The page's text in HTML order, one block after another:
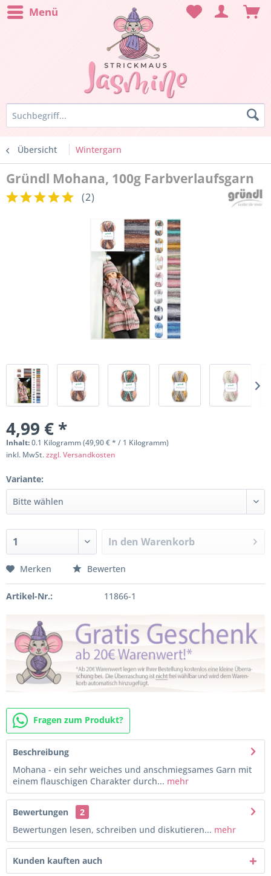
Menü
Übersicht Wintergarn
Gründl Mohana, 100g Farbverlaufsgarn
(2)
4,99 € *
Inhalt:0.1 Kilogramm (49,90 € * / 1 Kilogramm)
inkl. MwSt.zzgl. Versandkosten
Variante:
In den Warenkorb
Merken Bewerten
Artikel-Nr.: 11866-1
Fragen zum Produkt?
Beschreibung
Mohana - ein sehr weiches und anschmiegsames Garn mit
einem flauschigen Charakter durch... mehr
Bewertungen
2
Bewertungen lesen, schreiben und diskutieren... mehr
Kunden kauften auch